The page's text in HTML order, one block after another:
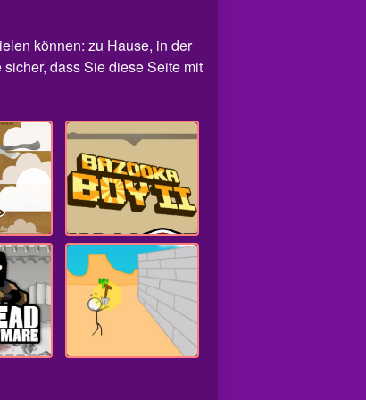
können: zu Hause, in der
dass Sie diese Seite mit